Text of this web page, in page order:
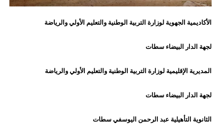
الأكاديمية الجهوية لوزارة التربية الوطنية والتعليم الأولي والرياضة
لجهة الدار البيضاء سطات
المديرية الإقليمية لوزارة التربية الوطنية والتعليم الأولي والرياضة
لجهة الدار البيضاء سطات
الثانوية التأهيلية عبد الرحمن اليوسفي سطات